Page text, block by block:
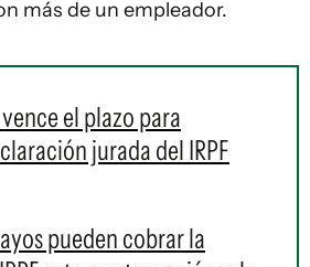
más de un empleador.
el plazo para
jurada del IRPF
pueden cobrar la